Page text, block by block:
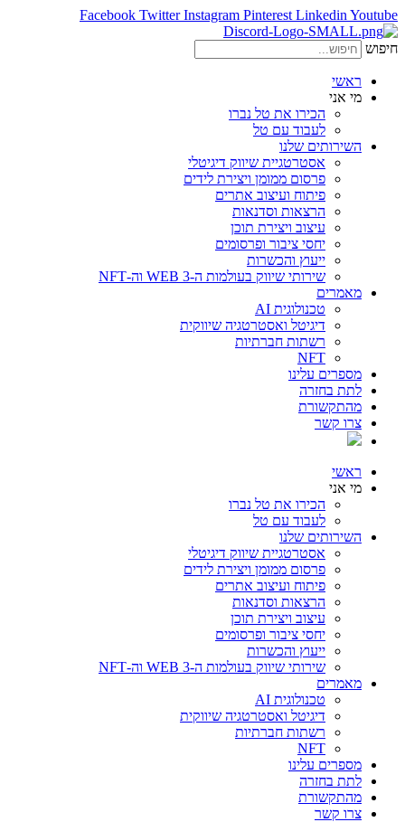
Facebook Twitter Instagram Pinterest Linkedin Youtube
חיפוש
ראשי
מי אני
הכירו את טל נברו
לעבוד עם טל
השירותים שלנו
אסטרטגיית שיווק דיגיטלי
פרסום ממומן ויצירת לידים
פיתוח ועיצוב אתרים
הרצאות וסדנאות
עיצוב ויצירת תוכן
יחסי ציבור ופרסומים
ייעוץ והכשרות
שירותי שיווק בעולמות ה-WEB 3 וה-NFT
מאמרים
טכנולוגית AI
דיגיטל ואסטרטגיה שיווקית
רשתות חברתיות
NFT
מספרים עלינו
לתת בחזרה
מהתקשורת
צרו קשר
ראשי
מי אני
הכירו את טל נברו
לעבוד עם טל
השירותים שלנו
אסטרטגיית שיווק דיגיטלי
פרסום ממומן ויצירת לידים
פיתוח ועיצוב אתרים
הרצאות וסדנאות
עיצוב ויצירת תוכן
יחסי ציבור ופרסומים
ייעוץ והכשרות
שירותי שיווק בעולמות ה-WEB 3 וה-NFT
מאמרים
טכנולוגית AI
דיגיטל ואסטרטגיה שיווקית
רשתות חברתיות
NFT
מספרים עלינו
לתת בחזרה
מהתקשורת
צרו קשר